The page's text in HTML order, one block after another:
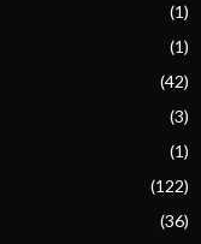
(1)
(1)
(42)
(3)
(1)
(122)
(36)